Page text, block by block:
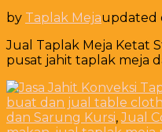
by Taplak Mejaupdated
Jual Taplak Meja Ketat
pusat jahit taplak meja
buat dan jual table cloth
dan Sarung Kursi,Jual